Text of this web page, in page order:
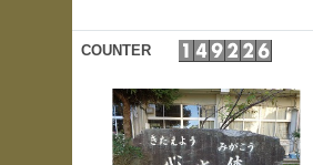
COUNTER